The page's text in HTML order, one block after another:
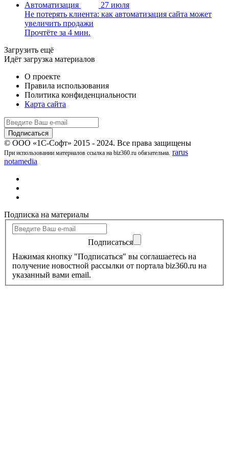
Автоматизация
27 июля
Не потерять клиента: как автоматизация сайта может
увеличить продажи
Прочтёте за 4 мин.
Загрузить ещё
Идёт загрузка материалов
О проекте
Правила использования
Политика конфиденциальности
Карта сайта
© ООО «1С-Софт» 2015 - 2024. Все права защищены
При использовании материалов ссылка на biz360.ru обязательна. rarus
notamedia
Подписка на материалы
Подписаться
Нажимая кнопку "Подписаться" вы соглашаетесь на
получение новостной рассылки от портала biz360.ru на
указанный вами email.